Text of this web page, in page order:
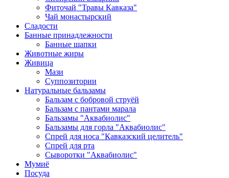
Фиточай "Травы Кавказа"
Чай монастырский
Сладости
Банные принадлежности
Банные шапки
Животные жиры
Живица
Мази
Суппозитории
Натуральные бальзамы
Бальзам с бобровой струёй
Бальзам с пантами марала
Бальзамы "Аквабиолис"
Бальзамы для горла "Аквабиолис"
Спрей для носа "Кавказский целитель"
Спрей для рта
Сыворотки "Аквабиолис"
Мумиё
Посуда